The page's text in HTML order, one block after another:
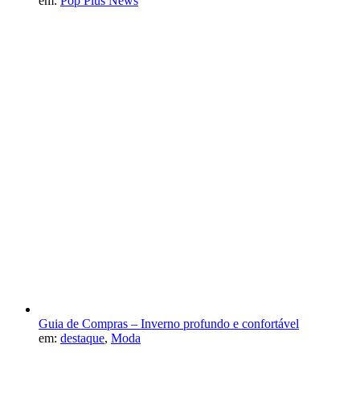
Guia de Compras – Inverno profundo e confortável
em: destaque, Moda